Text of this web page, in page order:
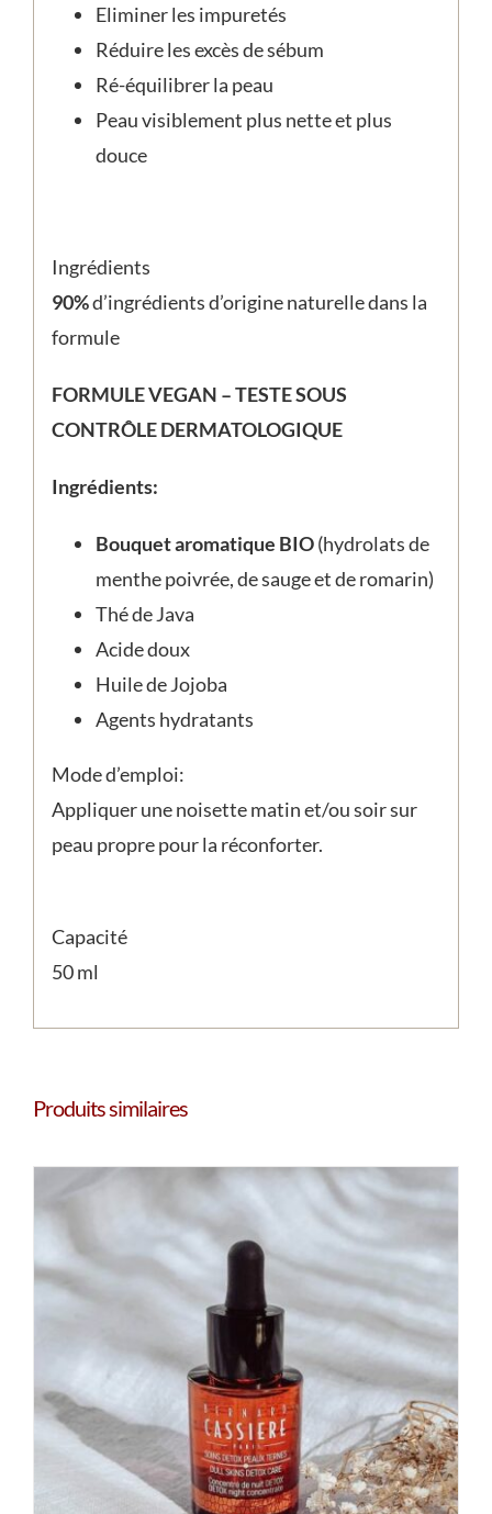
Eliminer les impuretés
Réduire les excès de sébum
Ré-équilibrer la peau
Peau visiblement plus nette et plus
douce
Ingrédients
90%d’ingrédients d’origine naturelle dans la
formule
FORMULE VEGAN – TESTE SOUS
CONTRÔLE DERMATOLOGIQUE
Ingrédients:
Bouquet aromatique BIO(hydrolats de
menthe poivrée, de sauge et de romarin)
Thé de Java
Acide doux
Huile de Jojoba
Agents hydratants
Mode d’emploi:
Appliquer une noisette matin et/ou soir sur
peau propre pour la réconforter.
Capacité
50 ml
Produits similaires